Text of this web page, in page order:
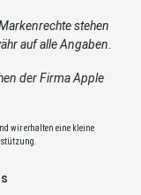
stehen
auf alle Angaben.
der Firma Apple
wir erhalten eine kleine